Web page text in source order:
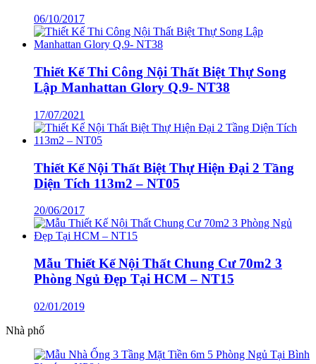
06/10/2017
Thiết Kế Thi Công Nội Thất Biệt Thự Song
Lập Manhattan Glory Q.9- NT38
17/07/2021
Thiết Kế Nội Thất Biệt Thự Hiện Đại 2 Tầng
Diện Tích 113m2 – NT05
20/06/2017
Mẫu Thiết Kế Nội Thất Chung Cư 70m2 3
Phòng Ngủ Đẹp Tại HCM – NT15
02/01/2019
Nhà phố